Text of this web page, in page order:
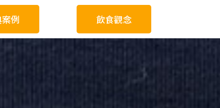
例 飲食觀念